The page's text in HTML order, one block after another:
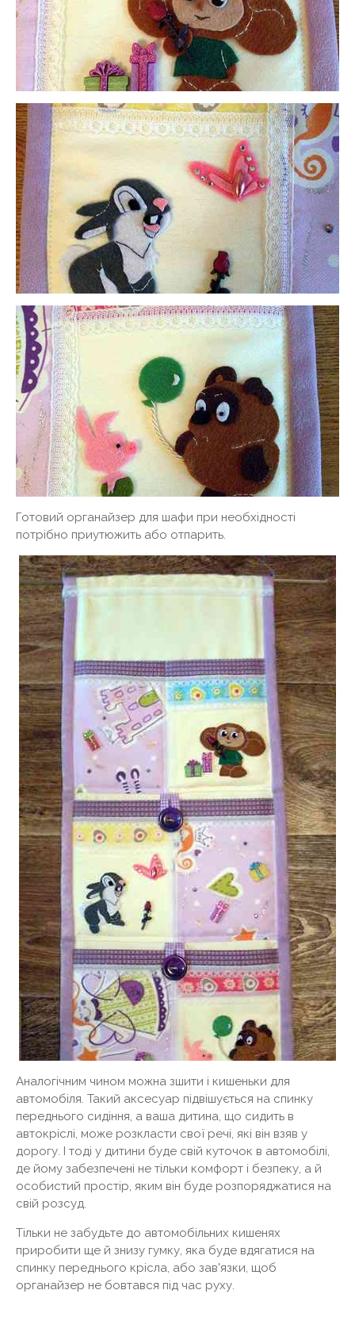
Готовий органайзер для шафи при необхідності
потрібно приутюжить або отпарить.
Аналогічним чином можна зшити і кишеньки для
автомобіля. Такий аксесуар підвішується на спинку
переднього сидіння, а ваша дитина, що сидить в
автокріслі, може розкласти свої речі, які він взяв у
дорогу. І тоді у дитини буде свій куточок в автомобілі,
де йому забезпечені не тільки комфорт і безпеку, а й
особистий простір, яким він буде розпоряджатися на
свій розсуд.
Тільки не забудьте до автомобільних кишенях
приробити ще й знизу гумку, яка буде вдягатися на
спинку переднього крісла, або зав'язки, щоб
органайзер не бовтався під час руху.